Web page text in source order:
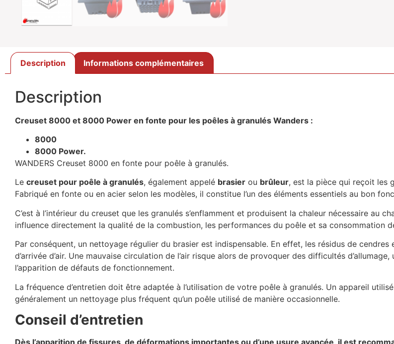
Description Informations complémentaires
Description
Creuset 8000 et 8000 Power en fonte pour les poêles à granulés Wanders :
8000
8000 Power.
WANDERS Creuset 8000 en fonte pour poêle à granulés.
Le creuset pour poêle à granulés, également appelé brasier ou brûleur, est la pièce qui reçoit les
Fabriqué en fonte ou en acier selon les modèles, il constitue l’un des éléments essentiels au bon
C’est à l’intérieur du creuset que les granulés s’enflamment et produisent la chaleur nécessaire au
influence directement la qualité de la combustion, les performances du poêle et sa consommation
Par conséquent, un nettoyage régulier du brasier est indispensable. En effet, les résidus de
d’arrivée d’air. Une mauvaise circulation de l’air risque alors de provoquer des difficultés
l’apparition de défauts de fonctionnement.
La fréquence d’entretien doit être adaptée à l’utilisation de votre poêle à granulés. Un appareil
généralement un nettoyage plus fréquent qu’un poêle utilisé de manière occasionnelle.
Conseil d’entretien
Dès l’apparition de fissures, de déformations importantes ou d’une usure avancée, il est